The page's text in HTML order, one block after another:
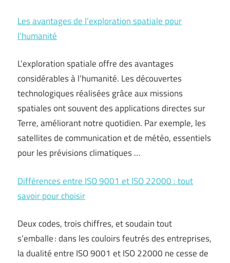
Les avantages de l’exploration spatiale pour
l’humanité
L’exploration spatiale offre des avantages
considérables à l’humanité. Les découvertes
technologiques réalisées grâce aux missions
spatiales ont souvent des applications directes sur
Terre, améliorant notre quotidien. Par exemple, les
satellites de communication et de météo, essentiels
pour les prévisions climatiques …
Différences entre ISO 9001 et ISO 22000 : tout
savoir pour choisir
Deux codes, trois chiffres, et soudain tout
s’emballe : dans les couloirs feutrés des entreprises,
la dualité entre ISO 9001 et ISO 22000 ne cesse de